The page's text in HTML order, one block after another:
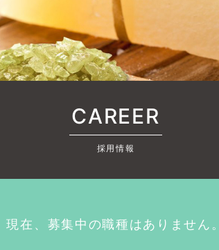
CAREER
採用情報
現在、募集中の職種はありません。